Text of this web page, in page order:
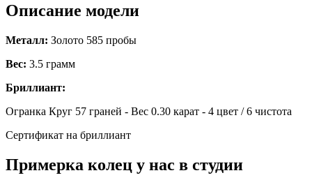
Описание модели
Металл: Золото 585 пробы
Вес: 3.5 грамм
Бриллиант:
Огранка Круг 57 граней - Вес 0.30 карат - 4 цвет / 6 чистота
Сертификат на бриллиант
Примерка колец у нас в студии